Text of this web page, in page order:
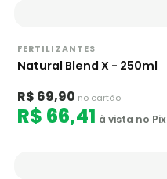
FERTILIZANTES
Natural Blend X - 250ml
R$ 69,90 no cartão
R$ 66,41 à vista no Pix